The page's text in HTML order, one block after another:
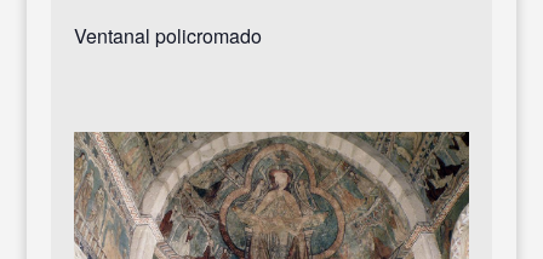
Ventanal policromado